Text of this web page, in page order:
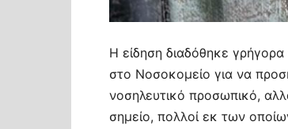
Η είδηση διαδόθηκε
στο Νοσοκομείο για να
νοσηλευτικό προσωπικό,
σημείο, πολλοί εκ των